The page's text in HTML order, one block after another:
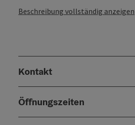
Beschreibung vollständig anzeigen
Kontakt
Öffnungszeiten